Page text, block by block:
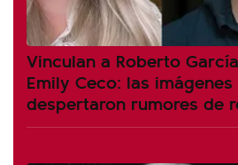
Vinculan a Roberto
Emily Ceco: las
despertaron rumores de